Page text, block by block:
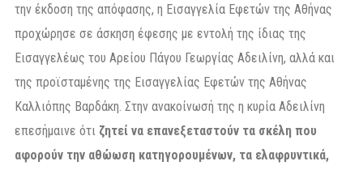
την έκδοση της απόφασης, η Εισαγγελία Εφετών της Αθήνας
προχώρησε σε άσκηση έφεσης με εντολή της ίδιας της
Εισαγγελέως του Αρείου Πάγου Γεωργίας Αδειλίνη, αλλά και
της προϊσταμένης της Εισαγγελίας Εφετών της Αθήνας
Καλλιόπης Βαρδάκη. Στην ανακοίνωσή της η κυρία Αδειλίνη
επεσήμαινε ότι ζητεί να επανεξεταστούν τα σκέλη που
αφορούν την αθώωση κατηγορουμένων, τα ελαφρυντικά,